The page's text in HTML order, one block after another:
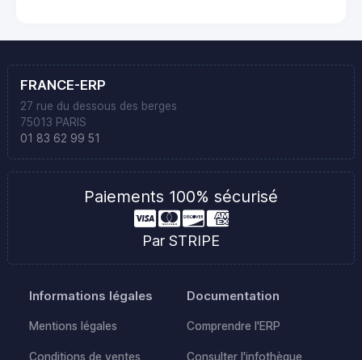
FRANCE-ERP
27 rue du dessous des berges
75013 PARIS
01 83 62 99 51
Paiements 100% sécurisé
Par STRIPE
Informations légales
Mentions légales
Conditions de ventes
Documentation
Comprendre l'ERP
Consulter l'infothèque